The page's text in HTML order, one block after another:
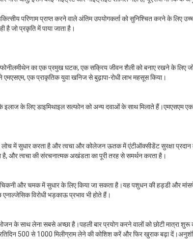
परिणाम प्राप्त करने वाले अंतिम उपयोगकर्ता को सुनिश्चित करने के लिए
है जो प्रकृति में पाया जाता है।
का एक प्रमुख घटक, एक सक्रिय जीवन शैली को बनाए रखने के लिए
एक प्राकृतिक युवा खनिज से बुढ़ापा-रोधी लाभ महसूस किया।
के इलाज के लिए डाइमिथाइल सल्फोन को अन्य दवाओं के साथ मिलाते हैं।एमएसएम एक
लोच में सुधार करता है और त्वचा और कोलेजन ऊतक में एंटीऑक्सीडेंट सुरक्षा प्रदान
है, और त्वचा की संरचनात्मक अखंडता का पूरी तरह से समर्थन करता है।
और चमक में सुधार के लिए किया जा सकता है।यह पशुधन की हड्डी और
विरोधी भड़काऊ प्रभाव भी होते हैं।
के साथ लेना सबसे अच्छा है।पहली बार प्रयोग करने वालों को छोटी मात्रा शुरू
500 से 1000 मिलीग्राम लेने की कोशिश करें और फिर खुराक बढ़ा